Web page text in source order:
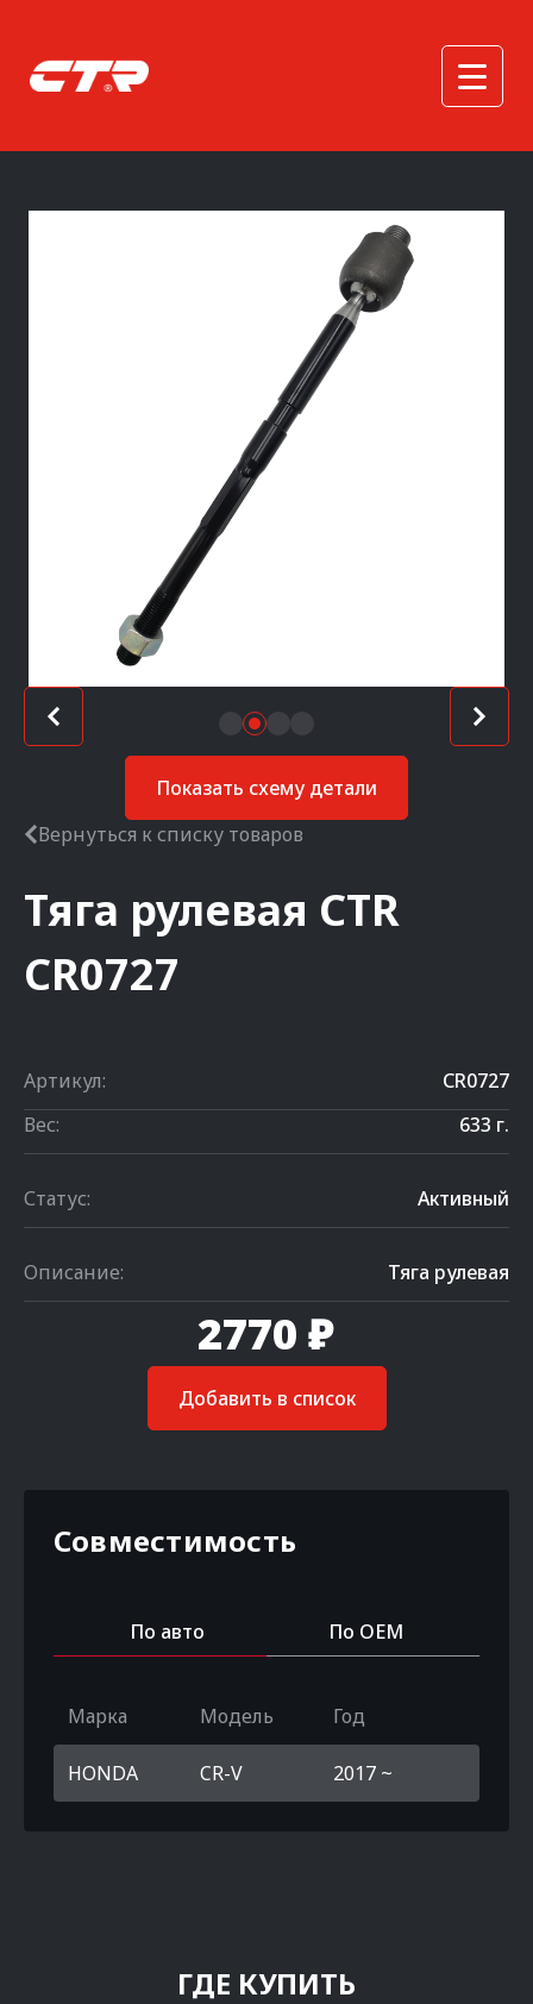
Показать схему детали
Вернуться к списку товаров
Тяга рулевая CTR
CR0727
Артикул:
CR0727
Вес:
633 г.
Статус: Активный
Описание: Тяга рулевая
2770 ₽
Добавить в список
Совместимость
По авто По OEM
Марка Модель Год
HONDA CR-V 2017 ~
ГДЕ КУПИТЬ